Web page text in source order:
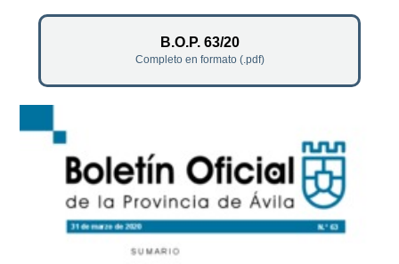
B.O.P. 63/20
Completo en formato (.pdf)